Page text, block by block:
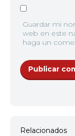
Guardar mi
web en este
haga un
Relacionados